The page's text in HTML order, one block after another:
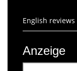
English reviews
Anzeige